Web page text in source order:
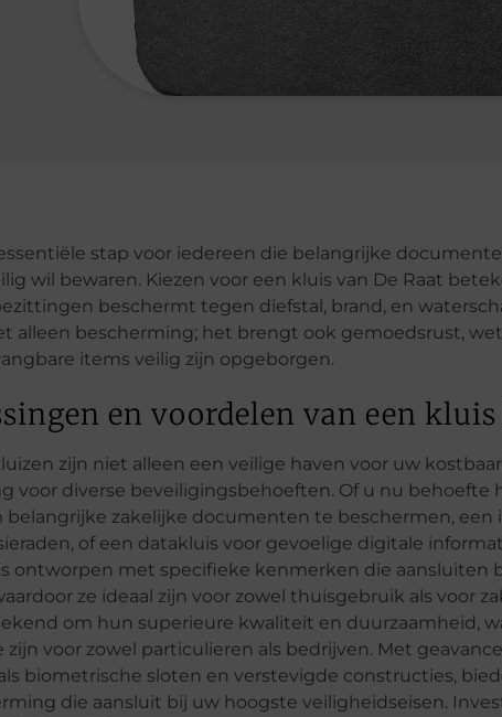
stap voor iedereen die belangrijke
wil bewaren. Kiezen voor een kluis van De Raat
beschermt tegen diefstal, brand, en
alleen bescherming; het brengt ook gemoedsrust,
items veilig zijn opgeborgen.
en voordelen van een
zijn niet alleen een veilige haven voor uw
voor diverse beveiligingsbehoeften. Of u nu behoefte
belangrijke zakelijke documenten te beschermen, een
of een datakluis voor gevoelige digitale
ontworpen met specifieke kenmerken die aansluiten
ze ideaal zijn voor zowel thuisgebruik als voor
om hun superieure kwaliteit en duurzaamheid,
voor zowel particulieren als bedrijven. Met
biometrische sloten en verstevigde constructies,
die aansluit bij uw hoogste veiligheidseisen.